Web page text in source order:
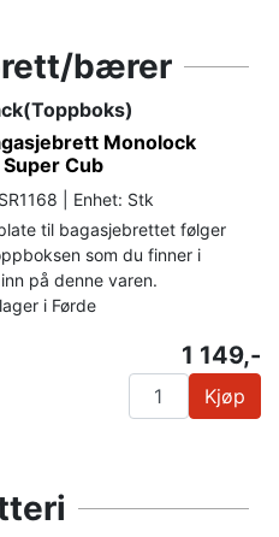
bærer
Monolock
Cub
| Enhet: Stk
til bagasjebrettet følger
som du finner i
på denne varen.
i Førde
1 149,-
Kjøp